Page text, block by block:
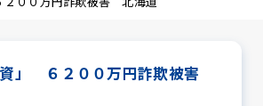
資」 ６２００万円詐欺被害